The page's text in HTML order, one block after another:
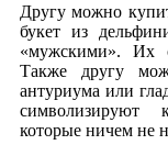
Другу можно
букет из
«мужскими». Их
Также другу
антуриума или
символизируют
которые ничем не